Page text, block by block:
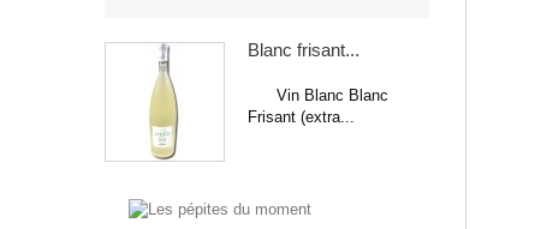
Blanc frisant...
Vin Blanc Blanc
Frisant (extra...